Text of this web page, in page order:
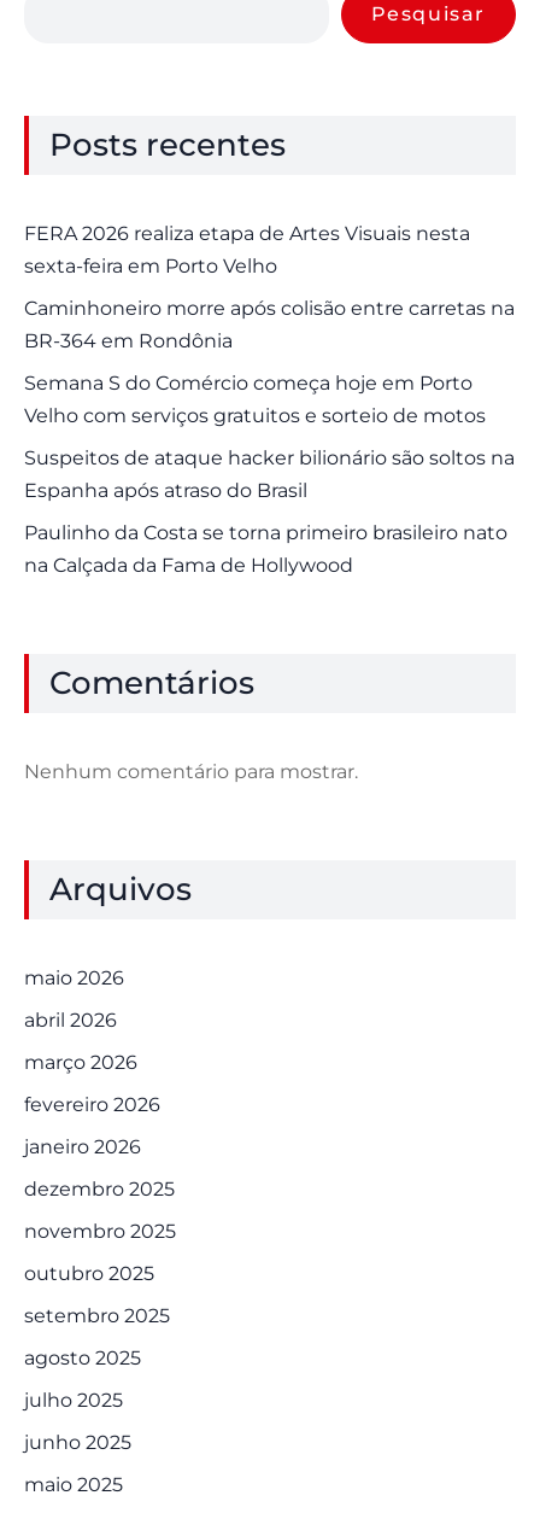
Pesquisar
Posts recentes
FERA 2026 realiza etapa de Artes Visuais nesta
sexta-feira em Porto Velho
Caminhoneiro morre após colisão entre carretas na
BR-364 em Rondônia
Semana S do Comércio começa hoje em Porto
Velho com serviços gratuitos e sorteio de motos
Suspeitos de ataque hacker bilionário são soltos na
Espanha após atraso do Brasil
Paulinho da Costa se torna primeiro brasileiro nato
na Calçada da Fama de Hollywood
Comentários
Nenhum comentário para mostrar.
Arquivos
maio 2026
abril 2026
março 2026
fevereiro 2026
janeiro 2026
dezembro 2025
novembro 2025
outubro 2025
setembro 2025
agosto 2025
julho 2025
junho 2025
maio 2025